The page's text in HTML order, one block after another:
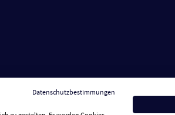
zzgl. 0,99 €
€. Lieferzeit3-
Datenschutzbestimmungen